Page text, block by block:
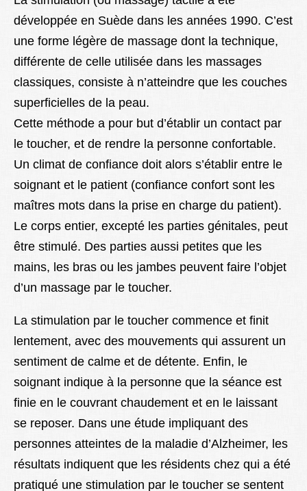
développée en Suède dans les années 1990. C’est
une forme légère de massage dont la technique,
différente de celle utilisée dans les massages
classiques, consiste à n’atteindre que les couches
superficielles de la peau.
Cette méthode a pour but d’établir un contact par
le toucher, et de rendre la personne confortable.
Un climat de confiance doit alors s’établir entre le
soignant et le patient (confiance confort sont les
maîtres mots dans la prise en charge du patient).
Le corps entier, excepté les parties génitales, peut
être stimulé. Des parties aussi petites que les
mains, les bras ou les jambes peuvent faire l’objet
d’un massage par le toucher.
La stimulation par le toucher commence et finit
lentement, avec des mouvements qui assurent un
sentiment de calme et de détente. Enfin, le
soignant indique à la personne que la séance est
finie en le couvrant chaudement et en le laissant
se reposer. Dans une étude impliquant des
personnes atteintes de la maladie d’Alzheimer, les
résultats indiquent que les résidents chez qui a été
pratiqué une stimulation par le toucher se sentent